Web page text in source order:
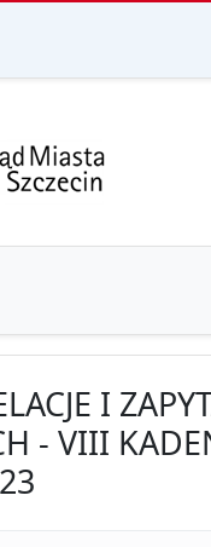
menu
I
- VIII